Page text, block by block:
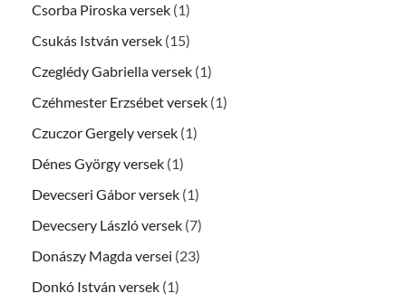
Csorba Piroska versek (1)
Csukás István versek (15)
Czeglédy Gabriella versek (1)
Czéhmester Erzsébet versek (1)
Czuczor Gergely versek (1)
Dénes György versek (1)
Devecseri Gábor versek (1)
Devecsery László versek (7)
Donászy Magda versei (23)
Donkó István versek (1)